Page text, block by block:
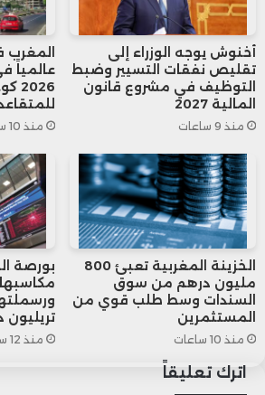
أخنوش يوجه الوزراء إلى
تقليص نفقات التسيير وضبط
التوظيف في مشروع قانون
المالية 2027
منذ 9 ساعات
عالمياً
منذ 10 ساعات
الخزينة المغربية تعبئ 800
مليون درهم من سوق
السندات وسط طلب قوي من
المستثمرين
منذ 10 ساعات
بورصة
مكاسبها
تريليون
منذ 12 ساعة
اترك تعليقاً